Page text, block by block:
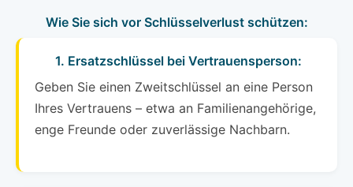
Wie Sie sich vor Schlüsselverlust schützen:
1. Ersatzschlüssel bei Vertrauensperson:
Geben Sie einen Zweitschlüssel an eine Person
Ihres Vertrauens – etwa an Familienangehörige,
enge Freunde oder zuverlässige Nachbarn.